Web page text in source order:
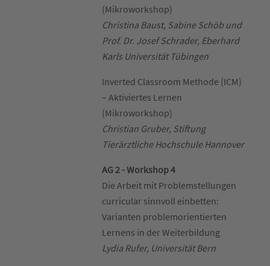
(Mikroworkshop)
Christina Baust, Sabine Schöb und
Prof. Dr. Josef Schrader, Eberhard
Karls Universität Tübingen
Inverted Classroom Methode (ICM)
– Aktiviertes Lernen
(Mikroworkshop)
Christian Gruber, Stiftung
Tierärztliche Hochschule Hannover
AG 2 - Workshop 4
Die Arbeit mit Problemstellungen
curricular sinnvoll einbetten:
Varianten problemorientierten
Lernens in der Weiterbildung
Lydia Rufer, Universität Bern